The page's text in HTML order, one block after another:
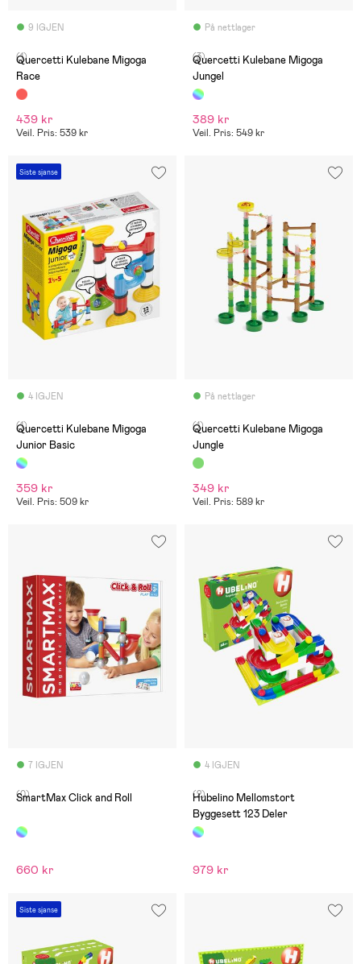
9 IGJEN
(1)
Quercetti Kulebane Migoga
Race
439 kr
Veil. Pris: 539 kr
På nettlager
(3)
Quercetti Kulebane Migoga
Jungel
389 kr
Veil. Pris: 549 kr
Siste sjanse
4 IGJEN
(1)
Quercetti Kulebane Migoga
Junior Basic
359 kr
Veil. Pris: 509 kr
På nettlager
(1)
Quercetti Kulebane Migoga
Jungle
349 kr
Veil. Pris: 589 kr
7 IGJEN
(0)
SmartMax Click and Roll
660 kr
4 IGJEN
(2)
Hubelino Mellomstort
Byggesett 123 Deler
979 kr
Siste sjanse